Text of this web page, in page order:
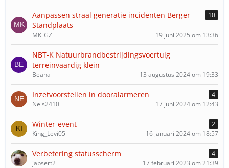
Aanpassen straal generatie incidenten Berger
Standplaats
10
MK_GZ 19 juni 2025 om 13:36
NBT-K Natuurbrandbestrijdingsvoertuig
terreinvaardig klein
Beana 13 augustus 2024 om 19:33
Inzetvoorstellen in dooralarmeren
4
Nels2410
17 juni 2024 om 12:43
Winter-event
2
King_Levi05
16 januari 2024 om 18:57
Verbetering statusscherm
4
japsert2
17 februari 2023 om 21:39